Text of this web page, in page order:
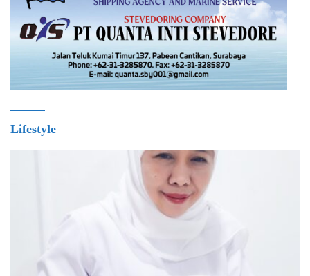
Lifestyle